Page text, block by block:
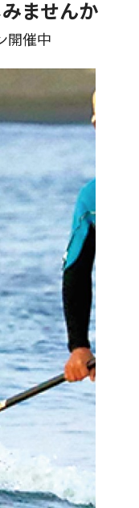
ませんか
開催中